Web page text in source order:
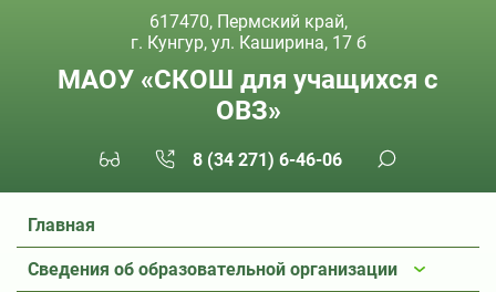
617470, Пермский край,
г. Кунгур, ул. Каширина, 17 б
МАОУ «СКОШ для учащихся с
ОВЗ»
8 (34 271) 6-46-06
Главная
Сведения об образовательной организации